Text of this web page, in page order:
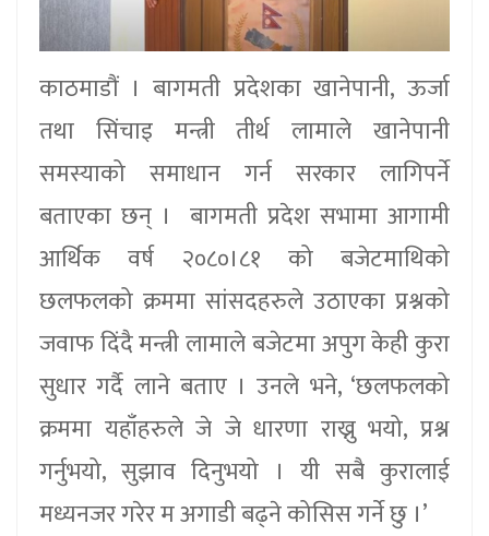
काठमाडौं । बागमती प्रदेशका खानेपानी, ऊर्जा
तथा सिंचाइ मन्त्री तीर्थ लामाले खानेपानी
समस्याको समाधान गर्न सरकार लागिपर्ने
बताएका छन् । बागमती प्रदेश सभामा आगामी
आर्थिक वर्ष २०८०।८१ को बजेटमाथिको
छलफलको क्रममा सांसदहरुले उठाएका प्रश्नको
जवाफ दिंदै मन्त्री लामाले बजेटमा अपुग केही कुरा
सुधार गर्दै लाने बताए । उनले भने, ‘छलफलको
क्रममा यहाँहरुले जे जे धारणा राख्नु भयो, प्रश्न
गर्नुभयो, सुझाव दिनुभयो । यी सबै कुरालाई
मध्यनजर गरेर म अगाडी बढ्ने कोसिस गर्ने छु ।’